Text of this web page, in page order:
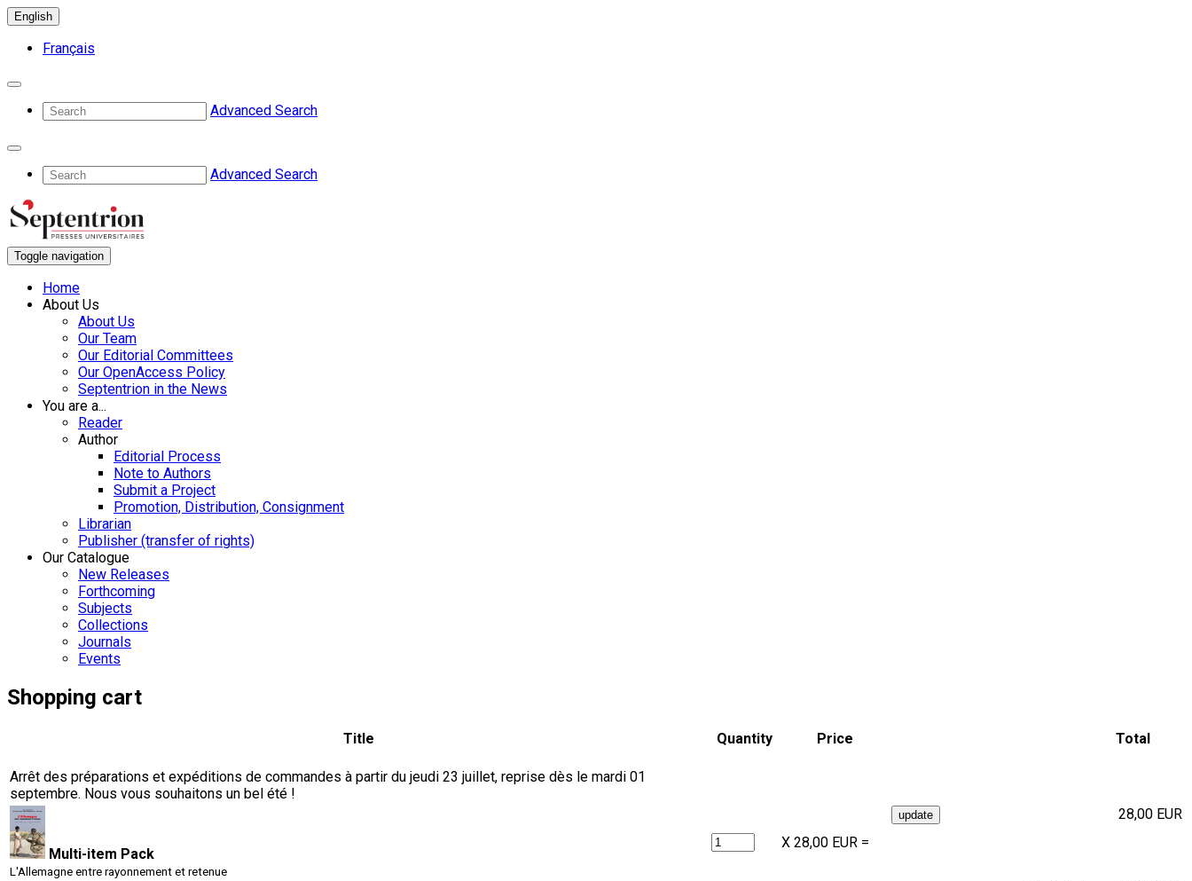
English
Français
Advanced Search
Advanced Search
Toggle navigation
Home
About Us
About Us
Our Team
Our Editorial Committees
Our OpenAccess Policy
Septentrion in the News
You are a...
Reader
Author
Editorial Process
Note to Authors
Submit a Project
Promotion, Distribution, Consignment
Librarian
Publisher (transfer of rights)
Our Catalogue
New Releases
Forthcoming
Subjects
Collections
Journals
Events
Shopping cart
Arrêt des préparations et expéditions de commandes à partir du jeudi 23 juillet, reprise dès le mardi 01
septembre. Nous vous souhaitons un bel été !
Title Quantity Price Total
Multi-item Pack
L'Allemagne entre rayonnement et retenue
X 28,00 EUR =
28,00 EUR